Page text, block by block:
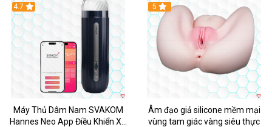
Hot
4.7
Máy Thủ Dâm Nam SVAKOM
Hannes Neo App Điều Khiển Xa
Hot
5
Âm đạo giả silicone mềm mại
vùng tam giác vàng siêu thực